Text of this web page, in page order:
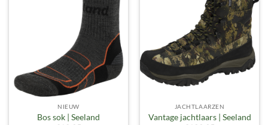
Toevoegen
aan
verlanglijst
NIEUW
Bos sok | Seeland
Toevoegen
aan
verlanglijst
JACHTLAARZEN
Vantage jachtlaars | Seeland